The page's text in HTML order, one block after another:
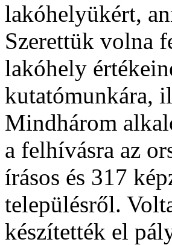
lakóhelyükért,
Szerettük volna
lakóhely
kutatómunkára,
Mindhárom
a felhívásra az
írásos és 317
településről.
készítették el